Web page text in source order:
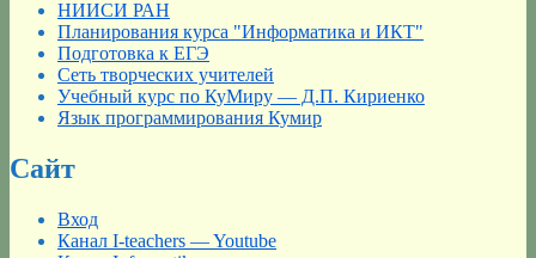
НИИСИ РАН
Планирования курса "Информатика и ИКТ"
Подготовка к ЕГЭ
Сеть творческих учителей
Учебный курс по КуМиру — Д.П. Кириенко
Язык программирования Кумир
Сайт
Вход
Канал I-teachers — Youtube